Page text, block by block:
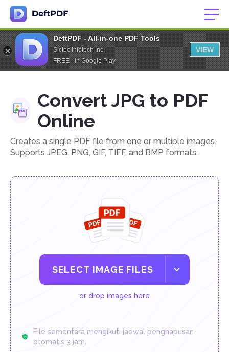
DeftPDF - All-in-one PDF Tools
Sictec Infotech Inc.
FREE - In Google Play
VIEW
Convert JPG to PDF
Online
Creates a single PDF file from one or multiple images.
Supports JPEG, PNG, GIF, TIFF, and BMP formats.
SELECT IMAGE FILES
or drop images here
File sementara mengikuti jadwal penghapusan
otomatis 3 jam.